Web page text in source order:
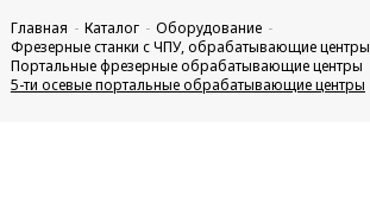
Главная Каталог
Оборудование
Фрезерные станки с ЧПУ, обрабатывающие центры
Портальные фрезерные обрабатывающие центры
5-ти осевые портальные обрабатывающие центры